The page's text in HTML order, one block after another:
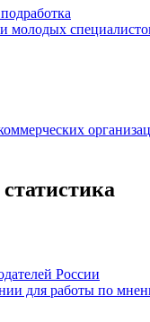
молодых
России
для работы по